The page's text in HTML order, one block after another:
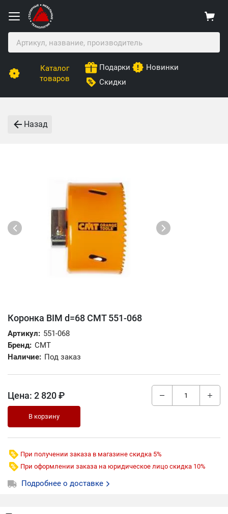
Каталог
товаров
Подарки
Новинки
Скидки
Назад
Коронка BIM d=68 CMT 551-068
Артикул: 551-068
Бренд: CMT
Наличие: Под заказ
Цена: 2 820 ₽
В корзину
При получении заказа в магазине скидка 5%
При оформлении заказа на юридическое лицо скидка 10%
Подробнее о доставке